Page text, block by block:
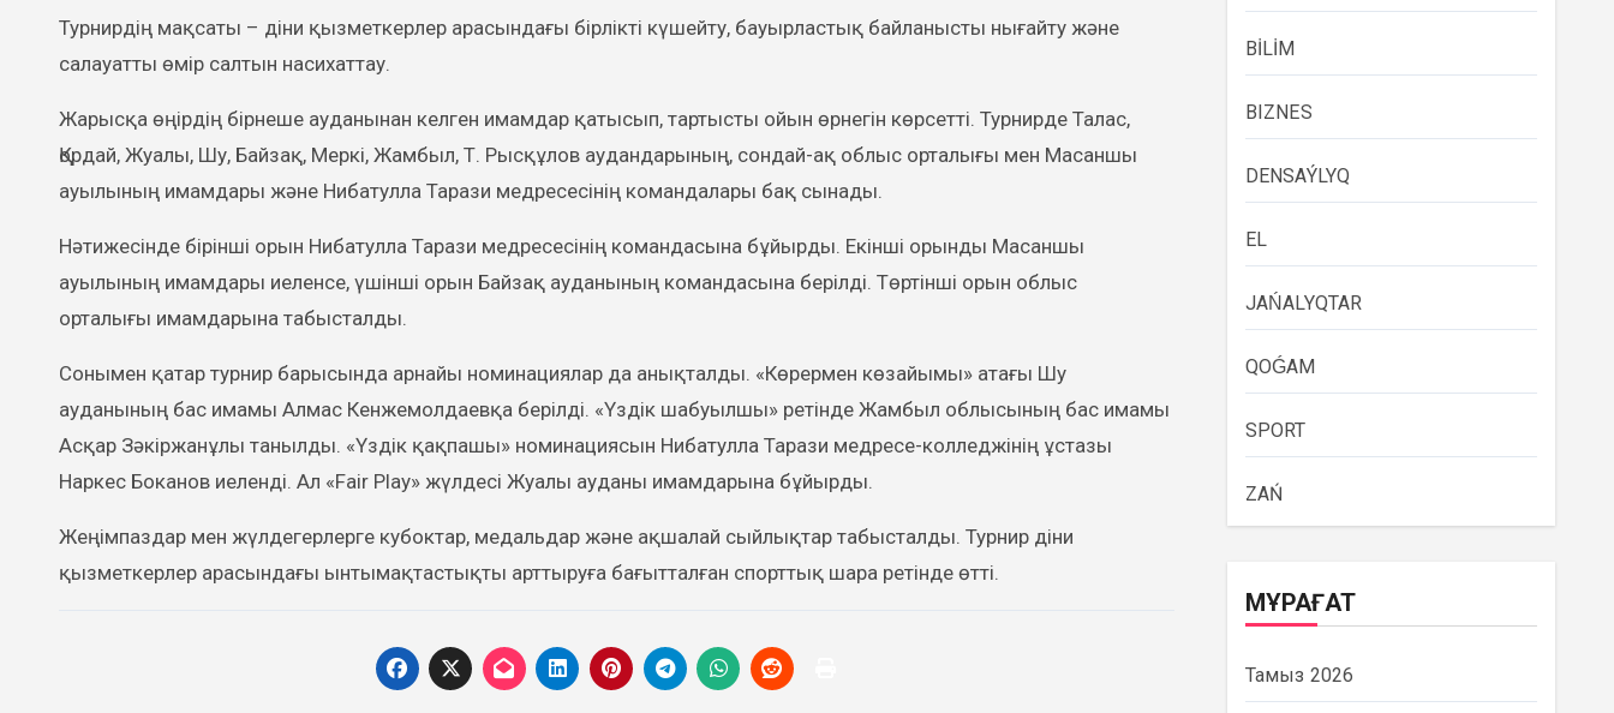
Турнирдің мақсаты – діни қызметкерлер арасындағы бірлікті күшейту, бауырластық байланысты нығайту және
салауатты өмір салтын насихаттау.
Жарысқа өңірдің бірнеше ауданынан келген имамдар қатысып, тартысты ойын өрнегін көрсетті. Турнирде Талас,
Қордай, Жуалы, Шу, Байзақ, Меркі, Жамбыл, Т. Рысқұлов аудандарының, сондай-ақ облыс орталығы мен Масаншы
ауылының имамдары және Нибатулла Тарази медресесінің командалары бақ сынады.
Нәтижесінде бірінші орын Нибатулла Тарази медресесінің командасына бұйырды. Екінші орынды Масаншы
ауылының имамдары иеленсе, үшінші орын Байзақ ауданының командасына берілді. Төртінші орын облыс
орталығы имамдарына табысталды.
Сонымен қатар турнир барысында арнайы номинациялар да анықталды. «Көрермен көзайымы» атағы Шу
ауданының бас имамы Алмас Кенжемолдаевқа берілді. «Үздік шабуылшы» ретінде Жамбыл облысының бас имамы
Асқар Зәкіржанұлы танылды. «Үздік қақпашы» номинациясын Нибатулла Тарази медресе-колледжінің ұстазы
Наркес Боканов иеленді. Ал «Fair Play» жүлдесі Жуалы ауданы имамдарына бұйырды.
Жеңімпаздар мен жүлдегерлерге кубоктар, медальдар және ақшалай сыйлықтар табысталды. Турнир діни
қызметкерлер арасындағы ынтымақтастықты арттыруға бағытталған спорттық шара ретінде өтті.
BİLİM
BIZNES
DENSAÝLYQ
EL
JAŃALYQTAR
QOǴAM
SPORT
ZAŃ
МҰРАҒАТ
Тамыз 2026